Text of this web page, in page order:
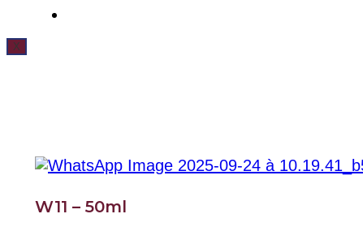
X
W11 – 50ml